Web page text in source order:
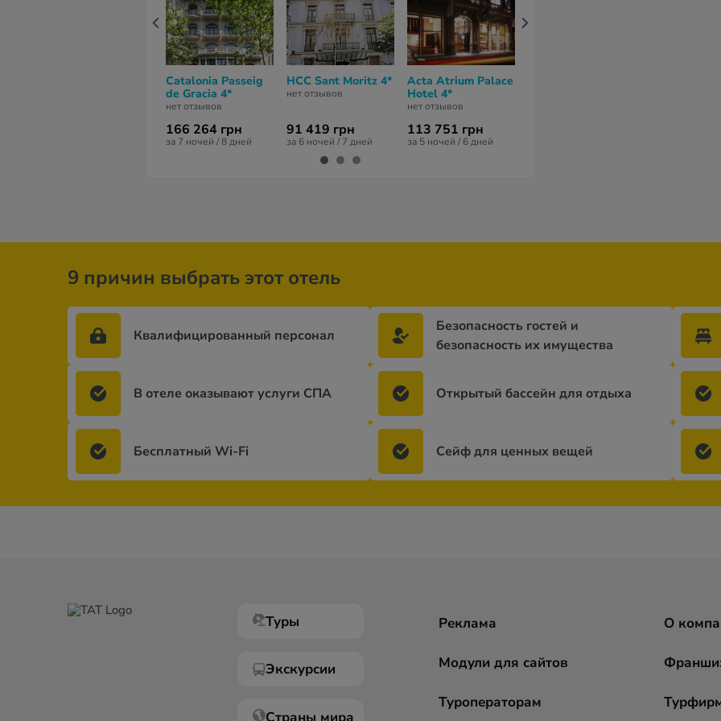
Catalonia Passeig
de Gracia 4*
нет отзывов
166 264 грн
за 7 ночей / 8 дней
HCC Sant Moritz 4*
нет отзывов
91 419 грн
за 6 ночей / 7 дней
Acta Atrium Palace
Hotel 4*
нет отзывов
113 751 грн
за 5 ночей / 6 дней
9 причин выбрать этот отель
Квалифицированный персонал
Безопасность гостей и
безопасность их имущества
В отеле оказывают услуги СПА Открытый бассейн для отдыха
Бесплатный Wi-Fi Сейф для ценных вещей
Туры
Экскурсии
Страны мира
Реклама
Модули для сайтов
Туроператорам
О